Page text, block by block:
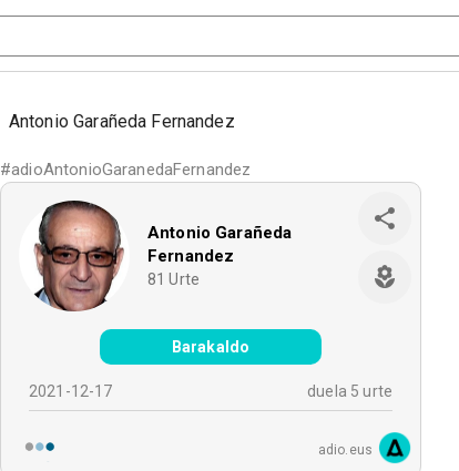
Antonio Garañeda Fernandez
#adioAntonioGaranedaFernandez
Antonio Garañeda
Fernandez
81 Urte
Barakaldo
2021-12-17 duela 5 urte
adio.eus